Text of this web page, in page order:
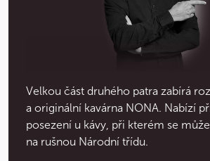
Velkou část druhého patra zabírá
a originální kavárna NONA. Nabízí
posezení u kávy, při kterém se
na rušnou Národní třídu.